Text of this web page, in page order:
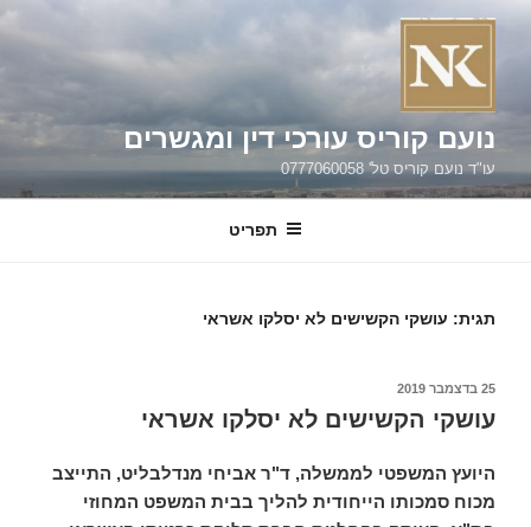
דילוג
נועם קוריס עורכי דין ומגשרים
עו"ד נועם קוריס טל' 0777060058
תפריט
תגית: עושקי הקשישים לא יסלקו אשראי
פורסם
25 בדצמבר 2019
עושקי הקשישים לא יסלקו אשראי
היועץ המשפטי לממשלה, ד"ר אביחי מנדלבליט, התייצב
מכוח סמכותו הייחודית להליך בבית המשפט המחוזי